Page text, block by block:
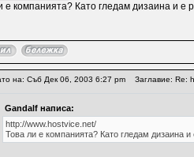
е компанията? Като гледам дизаина и е
на: Съб Дек 06, 2003 6:27 pm Заглавие: Re:
Gandalf написа:
http://www.hostvice.net/
Това ли е компанията? Като гледам дизаина